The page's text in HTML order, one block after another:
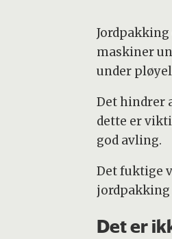
maskiner
under
Det hindrer
dette er
god avling.
Det fuktige
Det er